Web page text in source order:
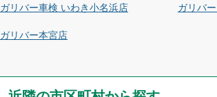
ガリバー車検 いわき小名浜店 ガリバ
ガリバー本宮店